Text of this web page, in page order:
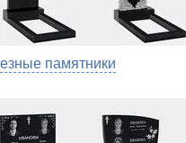
памятники